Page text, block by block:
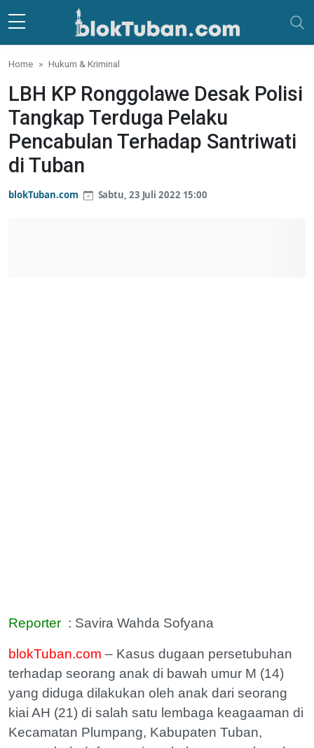
Skip to main content
Home Hukum & Kriminal
LBH KP Ronggolawe Desak Polisi
Tangkap Terduga Pelaku
Pencabulan Terhadap Santriwati
di Tuban
blokTuban.com Sabtu, 23 Juli 2022 15:00
Reporter : Savira Wahda Sofyana
blokTuban.com – Kasus dugaan persetubuhan
terhadap seorang anak di bawah umur M (14)
yang diduga dilakukan oleh anak dari seorang
kiai AH (21) di salah satu lembaga keagaaman di
Kecamatan Plumpang, Kabupaten Tuban,